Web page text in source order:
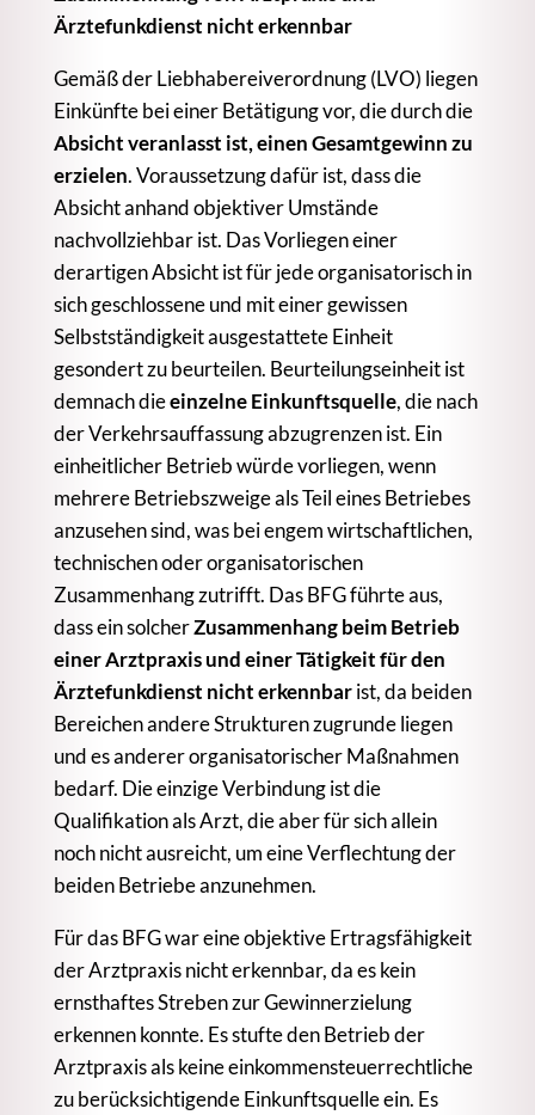
Ärztefunkdienst nicht erkennbar
Gemäß der Liebhabereiverordnung (LVO) liegen
Einkünfte bei einer Betätigung vor, die durch die
Absicht veranlasst ist, einen Gesamtgewinn zu
erzielen. Voraussetzung dafür ist, dass die
Absicht anhand objektiver Umstände
nachvollziehbar ist. Das Vorliegen einer
derartigen Absicht ist für jede organisatorisch in
sich geschlossene und mit einer gewissen
Selbstständigkeit ausgestattete Einheit
gesondert zu beurteilen. Beurteilungseinheit ist
demnach dieeinzelne Einkunftsquelle, die nach
der Verkehrsauffassung abzugrenzen ist. Ein
einheitlicher Betrieb würde vorliegen, wenn
mehrere Betriebszweige als Teil eines Betriebes
anzusehen sind, was bei engem wirtschaftlichen,
technischen oder organisatorischen
Zusammenhang zutrifft. Das BFG führte aus,
dass ein solcherZusammenhang beim Betrieb
einer Arztpraxis und einer Tätigkeit für den
Ärztefunkdienst nicht erkennbarist, da beiden
Bereichen andere Strukturen zugrunde liegen
und es anderer organisatorischer Maßnahmen
bedarf. Die einzige Verbindung ist die
Qualifikation als Arzt, die aber für sich allein
noch nicht ausreicht, um eine Verflechtung der
beiden Betriebe anzunehmen.
Für das BFG war eine objektive Ertragsfähigkeit
der Arztpraxis nicht erkennbar, da es kein
ernsthaftes Streben zur Gewinnerzielung
erkennen konnte. Es stufte den Betrieb der
Arztpraxis als keine einkommensteuerrechtliche
zu berücksichtigende Einkunftsquelle ein. Es